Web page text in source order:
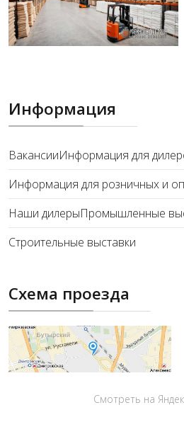
Информация
ВакансииИнформация для
Информация для розничных и
Наши дилерыПромышленные
Строительные выставки
Схема проезда
Смотреть на